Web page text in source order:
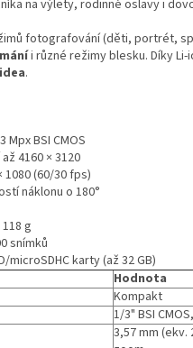
na výlety, rodinné oslavy i
fotografování (děti, portrét,
i různé režimy blesku. Díky
.
BSI CMOS
4160 × 3120
1080 (60/30 fps)
náklonu o 180°
g
snímků
microSDHC karty (až 32 GB)
Hodnota
Kompakt
1/3" BSI
3,57 mm (ekv.